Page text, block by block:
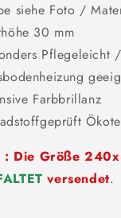
siehe Foto /
30 mm
Pflegeleicht
Farbbrillanz
Die Größe
versendet.